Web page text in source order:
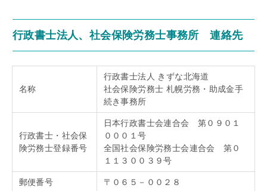
行政書士法人、社会保険労務士事務所 連絡先
名称
行政書士法人 きずな北海道
社会保険労務士 札幌労務・助成金手
続き事務所
行政書士・社会保
険労務士登録番号
日本行政書士会連合会 第０９０１
０００１号
全国社会保険労務士会連合会 第０
１１３００３９号
郵便番号 〒０６５－００２８